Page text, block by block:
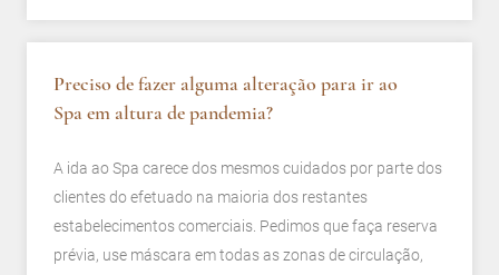
Preciso de fazer alguma alteração para ir ao
Spa em altura de pandemia?
A ida ao Spa carece dos mesmos cuidados por parte dos
clientes do efetuado na maioria dos restantes
estabelecimentos comerciais. Pedimos que faça reserva
prévia, use máscara em todas as zonas de circulação,